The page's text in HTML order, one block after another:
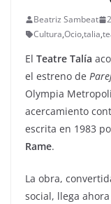
Beatriz Sambeat
Cultura,Ocio,talia,
El Teatre Talía
el estreno de
Olympia
acercamiento
escrita en 1983
Rame.
La obra,
social, llega